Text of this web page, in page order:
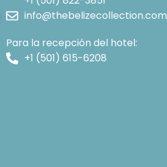
info@thebelizecollection.com
Para la recepción del hotel:
+1 (501) 615-6208